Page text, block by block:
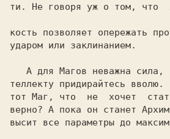
ти. Не говоря уж о том, что
кость позволяет опережать
ударом или заклинанием.
теллекту придирайтесь
тот Маг, что  не  хочет
верно? А пока он станет
высит все параметры до